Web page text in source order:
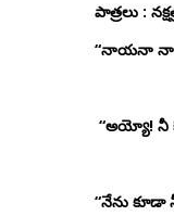
పాత్రలు :
“నాయనా నా
“అయ్యో! నీ
“నేను